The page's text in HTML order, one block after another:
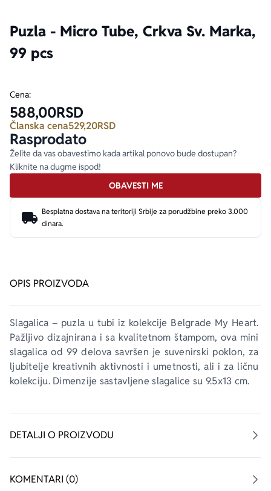
Puzla - Micro Tube, Crkva Sv. Marka,
99 pcs
OPIS PROIZVODA
Slagalica – puzla u tubi iz kolekcije Belgrade My Heart.
Pažljivo dizajnirana i sa kvalitetnom štampom, ova mini
slagalica od 99 delova savršen je suvenirski poklon, za
ljubitelje kreativnih aktivnosti i umetnosti, ali i za ličnu
kolekciju. Dimenzije sastavljene slagalice su 9.5x13 cm.
DETALJI O PROIZVODU
KOMENTARI (0)
Cena:
588,00RSD
Članska cena529,20RSD
Rasprodato
Želite da vas obavestimo kada artikal ponovo bude dostupan?
Kliknite na dugme ispod!
OBAVESTI ME
Besplatna dostava na teritoriji Srbije za porudžbine preko 3.000
dinara.
Ekranizovane knjige
E-knjige
Autori
Poezija
Biografija
Bojan Ljubenović
Milica Jakovljević Mir-Jam
Peter Handke
Elif Šafak